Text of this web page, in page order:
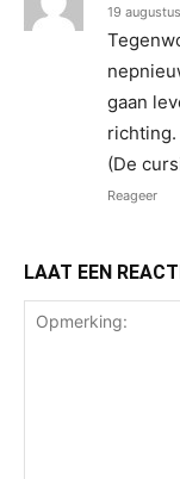
19
gaan
richting.
(De
Reageer
LAAT EEN